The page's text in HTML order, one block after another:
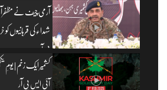
آرمی چیف نے
شہداء کی قربانیوں
پی آر
آئی ایس پی آر